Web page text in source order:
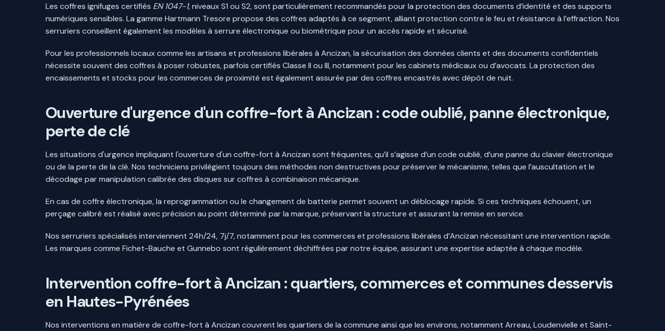
Les coffres ignifuges certifiés EN 1047-1, niveaux S1 ou S2, sont particulièrement recommandés pour la protection des documents d’identité et des supports
numériques sensibles. La gamme Hartmann Tresore propose des coffres adaptés à ce segment, alliant protection contre le feu et résistance à l’effraction. Nos
serruriers conseillent également les modèles à serrure électronique ou biométrique pour un accès rapide et sécurisé.
Pour les professionnels locaux comme les artisans et professions libérales à Ancizan, la sécurisation des données clients et des documents confidentiels
nécessite souvent des coffres à poser robustes, parfois certifiés Classe II ou III, notamment pour les cabinets médicaux ou d’avocats. La protection des
encaissements et stocks pour les commerces de proximité est également assurée par des coffres encastrés avec dépôt de nuit.
Ouverture d'urgence d'un coffre-fort à Ancizan : code oublié, panne électronique,
perte de clé
Les situations d'urgence impliquant l'ouverture d'un coffre-fort à Ancizan sont fréquentes, qu’il s’agisse d’un code oublié, d’une panne du clavier électronique
ou de la perte de la clé. Nos techniciens privilégient toujours des méthodes non destructives pour préserver le mécanisme, telles que l’auscultation et le
décodage par manipulation calibrée des disques sur coffres à combinaison mécanique.
En cas de coffre électronique, la reprogrammation ou le changement de batterie permet souvent un déblocage rapide. Si ces techniques échouent, un
perçage calibré est réalisé avec précision au point déterminé par la marque, préservant la structure et assurant la remise en service.
Nos serruriers spécialisés interviennent 24h/24, 7j/7, notamment pour les commerces et professions libérales d’Ancizan nécessitant une intervention rapide.
Les marques comme Fichet-Bauche et Gunnebo sont régulièrement déchiffrées par notre équipe, assurant une expertise adaptée à chaque modèle.
Intervention coffre-fort à Ancizan : quartiers, commerces et communes desservis
en Hautes-Pyrénées
Nos interventions en matière de coffre-fort à Ancizan couvrent les quartiers de la commune ainsi que les environs, notamment Arreau, Loudenvielle et Saint-